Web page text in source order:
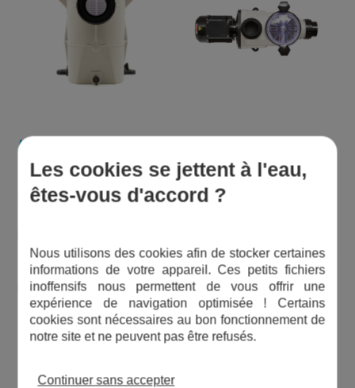
Les pompes Kripsol KS disponibles en deux versions
L’arbre moteur de la pompe n’est absolument pas en contact
avec l’eau de la piscine. La conception de la
Disponible en version monophasée 230 V ou triphasée 400 V
pour s’adapter à votre circuit électrique, lapompe de piscine
Kripsol KSest fabriquée avec des matériaux en fibre de verre.
Elle est reconnue comme étant très résistante.
Les cookies se jettent à l'eau,
êtes-vous d'accord ?
Nous utilisons des cookies afin de stocker certaines
informations de votre appareil. Ces petits fichiers
inoffensifs nous permettent de vous offrir une
expérience de navigation optimisée ! Certains
cookies sont nécessaires au bon fonctionnement de
notre site et ne peuvent pas être refusés.
Continuer sans accepter